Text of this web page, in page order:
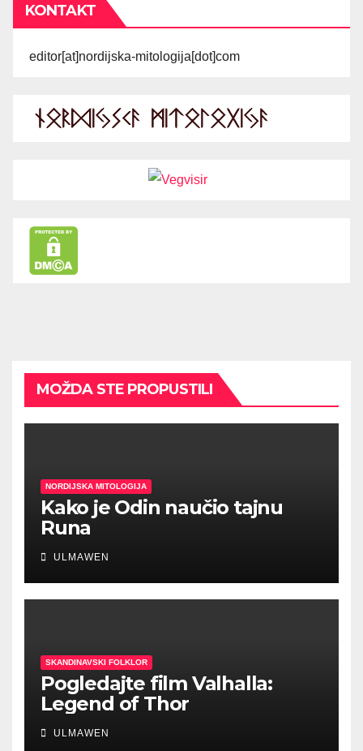
KONTAKT
editor[at]nordijska-mitologija[dot]com
MOŽDA STE PROPUSTILI
NORDIJSKA MITOLOGIJA
Kako je Odin naučio tajnu
Runa
ULMAWEN
SKANDINAVSKI FOLKLOR
Pogledajte film Valhalla:
Legend of Thor
ULMAWEN